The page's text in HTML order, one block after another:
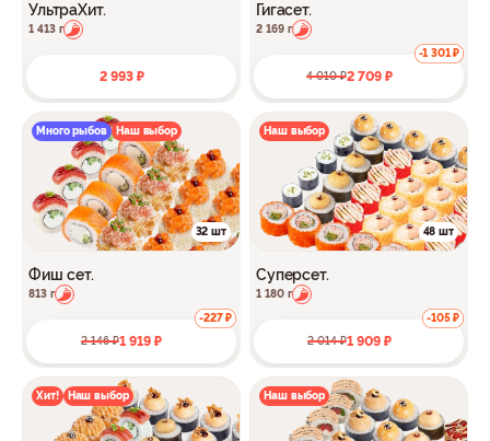
УльтраХит.
1 413 г
2 993 ₽
Гигасет.
2 169 г
4 010 ₽2 709 ₽
-1 301 ₽
Много рыбов Наш выбор
32 шт
Фиш сет.
813 г
2 146 ₽1 919 ₽
-227 ₽
Наш выбор
48 шт
Суперсет.
1 180 г
2 014 ₽1 909 ₽
-105 ₽
Хит! Наш выбор Наш выбор